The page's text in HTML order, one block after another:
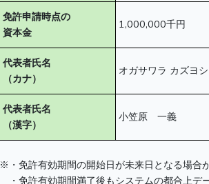
免許申請時点の
資本金
1,000,000千円
代表者氏名
（カナ）
オガサワラ カズヨシ
代表者氏名
（漢字）
小笠原 一義
※・免許有効期間の開始日が未来日となる場合
・免許有効期間満了後もシステムの都合上デ